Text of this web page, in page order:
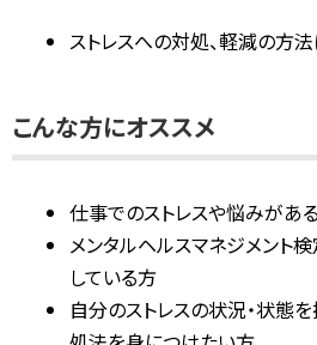
ストレスへの対処、軽減の方
こんな方にオススメ
仕事でのストレスや悩みがあ
メンタルヘルスマネジメン
している方
自分のストレスの状況・状態